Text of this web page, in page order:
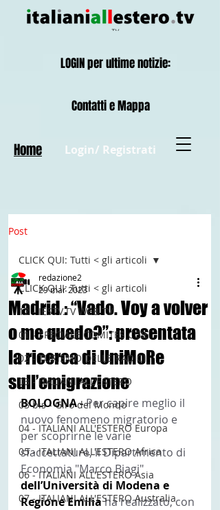
Login/ Registrati
Contatti e Mappa
Home
LOGIN per ultime notizie:
Post
CLICK QUI: Tutti < gli articoli
12 - IESTV.TV WEB TV
01 - SPECIALE COMITES CGIE
02 - TURISMO DELLE RADICI
03 - ITALIANI ALL'ESTERO
03 bis - Giro del Mondo
04 - ITALIANI ALL'ESTERO Europa
05 - ITALIANI ALL'ESTERO Africa
06 - ITALIANI ALL'ESTERO Asia
07 - ITALIANI ALL'ESTERO Australia
CLICK QUI: Tutti < gli articoli
Madrid : “Vado. Voy a volver
o me quedo?”: presentata
la ricerca di UniMoRe
sull’emigrazione
redazione2
29 mar 2023
BOLOGNA - Per capire meglio il
nuovo fenomeno migratorio e
per scoprirne le varie
sfaccettature, il Dipartimento di
Economia "Marco Biagi"
dell’Università di Modena e
Regione Emilia ha realizzato, con